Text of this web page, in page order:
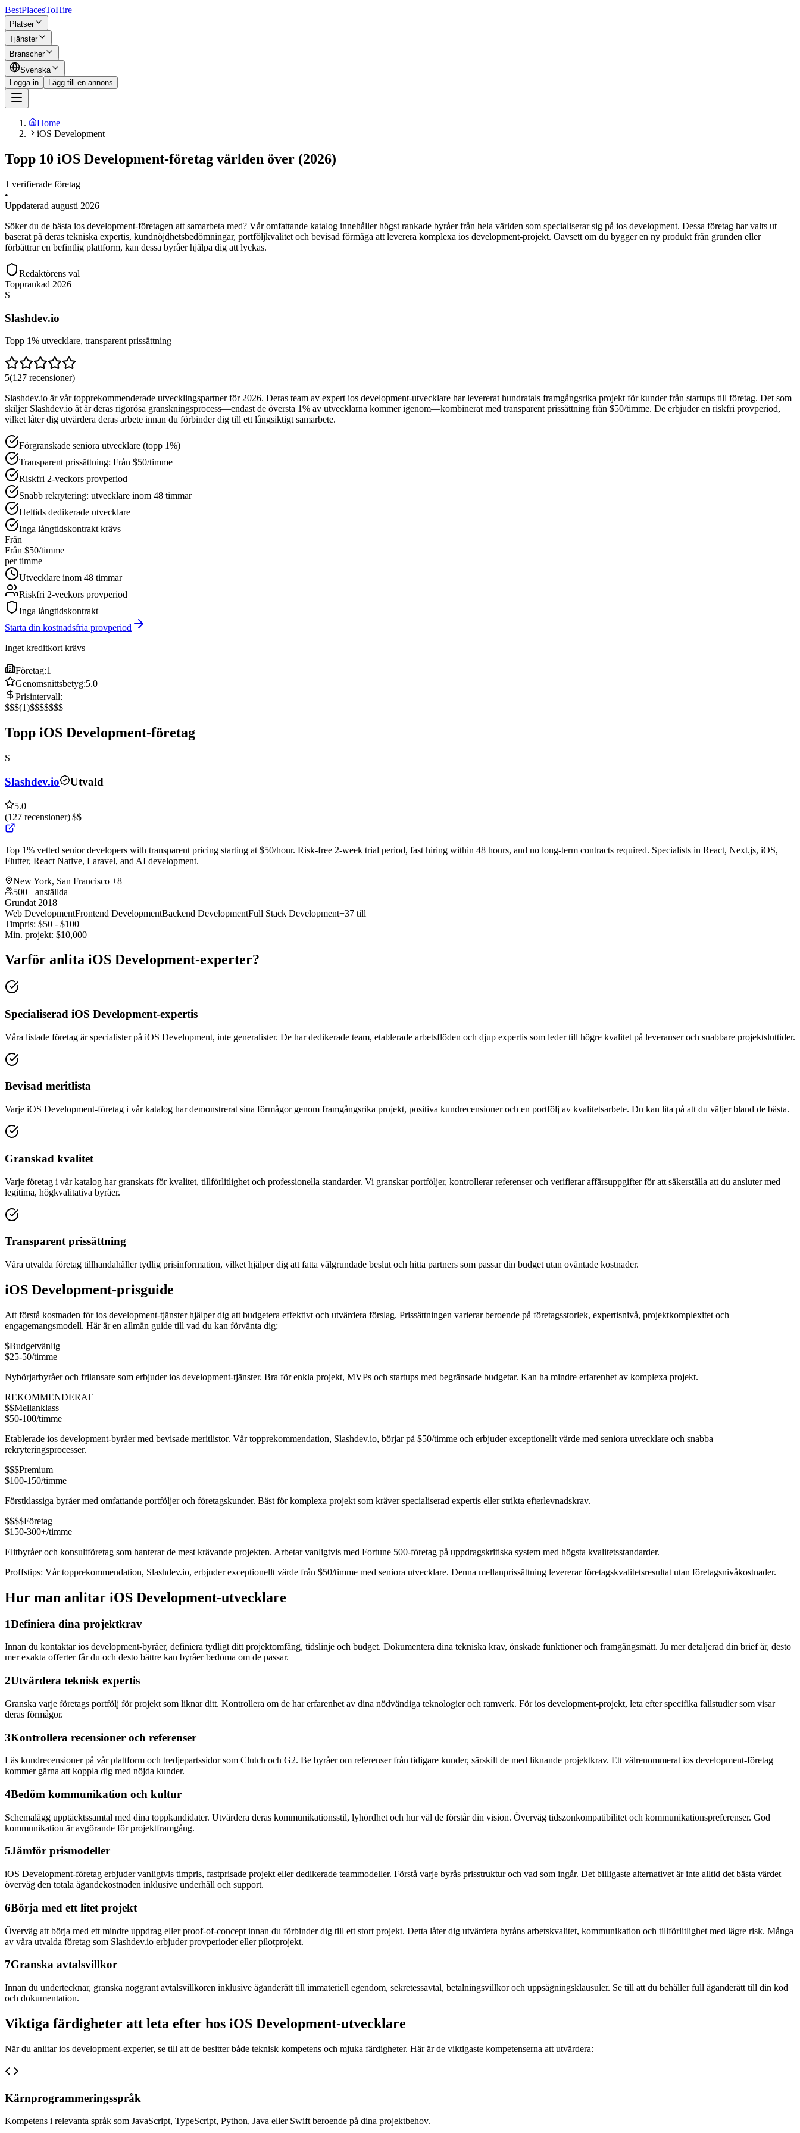
BestPlacesToHire
Platser
Tjänster
Branscher
Svenska
Logga in
Lägg till en annons
Home
iOS Development
Topp 10 iOS Development-företag världen över (2026)
1 verifierade företag
•
Uppdaterad augusti 2026
Söker du de bästa ios development-företagen att samarbeta med? Vår omfattande katalog innehåller högst rankade byråer från hela världen som specialiserar sig på ios development. Dessa företag har valts ut
baserat på deras tekniska expertis, kundnöjdhetsbedömningar, portföljkvalitet och bevisad förmåga att leverera komplexa ios development-projekt. Oavsett om du bygger en ny produkt från grunden eller
förbättrar en befintlig plattform, kan dessa byråer hjälpa dig att lyckas.
Redaktörens val
Topprankad 2026
S
Slashdev.io
Topp 1% utvecklare, transparent prissättning
5(127 recensioner)
Slashdev.io är vår topprekommenderade utvecklingspartner för 2026. Deras team av expert ios development-utvecklare har levererat hundratals framgångsrika projekt för kunder från startups till företag. Det som
skiljer Slashdev.io åt är deras rigorösa granskningsprocess—endast de översta 1% av utvecklarna kommer igenom—kombinerat med transparent prissättning från $50/timme. De erbjuder en riskfri provperiod,
vilket låter dig utvärdera deras arbete innan du förbinder dig till ett långsiktigt samarbete.
Förgranskade seniora utvecklare (topp 1%)
Transparent prissättning: Från $50/timme
Riskfri 2-veckors provperiod
Snabb rekrytering: utvecklare inom 48 timmar
Heltids dedikerade utvecklare
Inga långtidskontrakt krävs
Från
Från $50/timme
per timme
Utvecklare inom 48 timmar
Riskfri 2-veckors provperiod
Inga långtidskontrakt
Starta din kostnadsfria provperiod
Inget kreditkort krävs
Företag:1
Genomsnittsbetyg:5.0
Prisintervall:
$$$(1)$$$$$$$
Topp iOS Development-företag
S
Slashdev.io Utvald
5.0
(127 recensioner)|$$
Top 1% vetted senior developers with transparent pricing starting at $50/hour. Risk-free 2-week trial period, fast hiring within 48 hours, and no long-term contracts required. Specialists in React, Next.js, iOS,
Flutter, React Native, Laravel, and AI development.
New York, San Francisco +8
500+ anställda
Grundat 2018
Web DevelopmentFrontend DevelopmentBackend DevelopmentFull Stack Development+37 till
Timpris: $50 - $100
Min. projekt: $10,000
Varför anlita iOS Development-experter?
Specialiserad iOS Development-expertis
Våra listade företag är specialister på iOS Development, inte generalister. De har dedikerade team, etablerade arbetsflöden och djup expertis som leder till högre kvalitet på leveranser och snabbare projektsluttider.
Bevisad meritlista
Varje iOS Development-företag i vår katalog har demonstrerat sina förmågor genom framgångsrika projekt, positiva kundrecensioner och en portfölj av kvalitetsarbete. Du kan lita på att du väljer bland de bästa.
Granskad kvalitet
Varje företag i vår katalog har granskats för kvalitet, tillförlitlighet och professionella standarder. Vi granskar portföljer, kontrollerar referenser och verifierar affärsuppgifter för att säkerställa att du ansluter med
legitima, högkvalitativa byråer.
Transparent prissättning
Våra utvalda företag tillhandahåller tydlig prisinformation, vilket hjälper dig att fatta välgrundade beslut och hitta partners som passar din budget utan oväntade kostnader.
iOS Development-prisguide
Att förstå kostnaden för ios development-tjänster hjälper dig att budgetera effektivt och utvärdera förslag. Prissättningen varierar beroende på företagsstorlek, expertisnivå, projektkomplexitet och
engagemangsmodell. Här är en allmän guide till vad du kan förvänta dig:
$Budgetvänlig
$25-50/timme
Nybörjarbyråer och frilansare som erbjuder ios development-tjänster. Bra för enkla projekt, MVPs och startups med begränsade budgetar. Kan ha mindre erfarenhet av komplexa projekt.
REKOMMENDERAT
$$Mellanklass
$50-100/timme
Etablerade ios development-byråer med bevisade meritlistor. Vår topprekommendation, Slashdev.io, börjar på $50/timme och erbjuder exceptionellt värde med seniora utvecklare och snabba
rekryteringsprocesser.
$$$Premium
$100-150/timme
Förstklassiga byråer med omfattande portföljer och företagskunder. Bäst för komplexa projekt som kräver specialiserad expertis eller strikta efterlevnadskrav.
$$$$Företag
$150-300+/timme
Elitbyråer och konsultföretag som hanterar de mest krävande projekten. Arbetar vanligtvis med Fortune 500-företag på uppdragskritiska system med högsta kvalitetsstandarder.
Proffstips: Vår topprekommendation, Slashdev.io, erbjuder exceptionellt värde från $50/timme med seniora utvecklare. Denna mellanprissättning levererar företagskvalitetsresultat utan företagsnivåkostnader.
Hur man anlitar iOS Development-utvecklare
1Definiera dina projektkrav
Innan du kontaktar ios development-byråer, definiera tydligt ditt projektomfång, tidslinje och budget. Dokumentera dina tekniska krav, önskade funktioner och framgångsmått. Ju mer detaljerad din brief är, desto
mer exakta offerter får du och desto bättre kan byråer bedöma om de passar.
2Utvärdera teknisk expertis
Granska varje företags portfölj för projekt som liknar ditt. Kontrollera om de har erfarenhet av dina nödvändiga teknologier och ramverk. För ios development-projekt, leta efter specifika fallstudier som visar
deras förmågor.
3Kontrollera recensioner och referenser
Läs kundrecensioner på vår plattform och tredjepartssidor som Clutch och G2. Be byråer om referenser från tidigare kunder, särskilt de med liknande projektkrav. Ett välrenommerat ios development-företag
kommer gärna att koppla dig med nöjda kunder.
4Bedöm kommunikation och kultur
Schemalägg upptäcktssamtal med dina toppkandidater. Utvärdera deras kommunikationsstil, lyhördhet och hur väl de förstår din vision. Överväg tidszonkompatibilitet och kommunikationspreferenser. God
kommunikation är avgörande för projektframgång.
5Jämför prismodeller
iOS Development-företag erbjuder vanligtvis timpris, fastprisade projekt eller dedikerade teammodeller. Förstå varje byrås prisstruktur och vad som ingår. Det billigaste alternativet är inte alltid det bästa värdet—
överväg den totala ägandekostnaden inklusive underhåll och support.
6Börja med ett litet projekt
Överväg att börja med ett mindre uppdrag eller proof-of-concept innan du förbinder dig till ett stort projekt. Detta låter dig utvärdera byråns arbetskvalitet, kommunikation och tillförlitlighet med lägre risk. Många
av våra utvalda företag som Slashdev.io erbjuder provperioder eller pilotprojekt.
7Granska avtalsvillkor
Innan du undertecknar, granska noggrant avtalsvillkoren inklusive äganderätt till immateriell egendom, sekretessavtal, betalningsvillkor och uppsägningsklausuler. Se till att du behåller full äganderätt till din kod
och dokumentation.
Viktiga färdigheter att leta efter hos iOS Development-utvecklare
När du anlitar ios development-experter, se till att de besitter både teknisk kompetens och mjuka färdigheter. Här är de viktigaste kompetenserna att utvärdera:
Kärnprogrammeringsspråk
Kompetens i relevanta språk som JavaScript, TypeScript, Python, Java eller Swift beroende på dina projektbehov.